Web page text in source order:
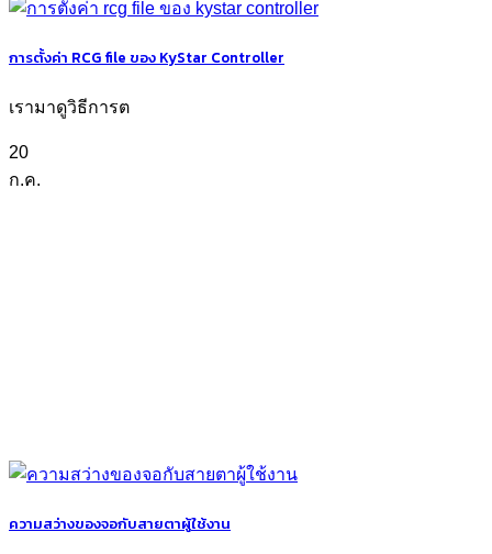
การตั้งค่า RCG file ของ KyStar Controller
เรามาดูวิธีการต
20
ก.ค.
ความสว่างของจอกับสายตาผู้ใช้งาน